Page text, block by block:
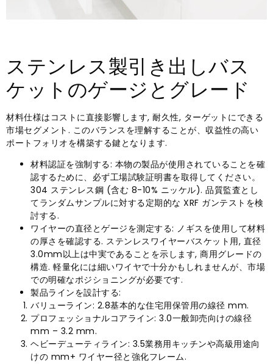
ステンレス製引き出しバス
ケットのゲージとグレード
材料仕様はコストに直接影響します, 耐久性, ターゲットにできる
市場セグメント. このバランスを理解することが、収益性の高い
ポートフォリオを構築する鍵となります.
材料認証を強制する: 本物の製品が使用されていることを確
認するために、必ず工場試験証明書を取得してください。
304 ステンレス鋼 (含む 8-10% ニッケル). 品質監査とし
てランダムサンプルに対する定期的な XRF ガンテストを検
討する.
ワイヤーの直径とゲージを測定する: ノギスを使用して材料
の厚さを確認する. ステンレスワイヤーバスケット用, 直径
3.0mm以上は中実であることを示します, 商用グレードの
構造. 軽量化には細いワイヤで十分かもしれませんが、市場
での明確なポジショニングが必要です.
製品ラインを設計する:
バリューライン: 2.8基本的な住宅用保管用の線径 mm.
プロフェッショナルコアライン: 3.0一般卸売向けの線径
mm – 3.2 mm.
ヘビーデューティライン: 3.5業務用キッチンや高級用途向
けの mm+ ワイヤー径と強化フレーム.